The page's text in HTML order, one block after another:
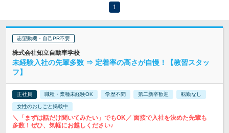
1
志望動機・自己PR不要
株式会社知立自動車学校
未経験入社の先輩多数 ⇒ 定着率の高さが自慢！【教習スタッ
フ】
正社員 職種・業種未経験OK 学歴不問 第二新卒歓迎 転勤なし
女性のおしごと掲載中
＼「まずは話だけ聞いてみたい」でもOK／ 面接で入社を決めた先輩も
多数！ぜひ、気軽にお越しください♪